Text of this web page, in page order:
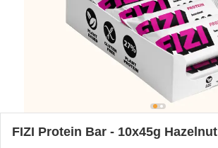
FIZI Protein Bar - 10х45g Hazelnut